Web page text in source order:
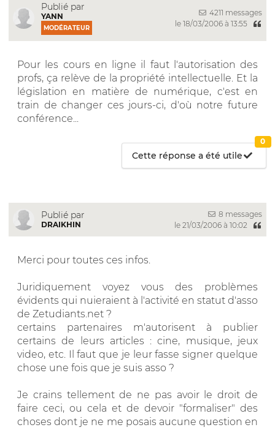
Publié par
YANN
MODÉRATEUR
4211 messages
le 18/03/2006 à 13:55
Pour les cours en ligne il faut l'autorisation des
profs, ça relève de la propriété intellectuelle. Et la
législation en matière de numérique, c'est en
train de changer ces jours-ci, d'où notre future
conférence...
Cette réponse a été utile
0
Publié par
DRAIKHIN
8 messages
le 21/03/2006 à 10:02
Merci pour toutes ces infos.
Juridiquement voyez vous des problèmes
évidents qui nuieraient à l'activité en statut d'asso
de Zetudiants.net ?
certains partenaires m'autorisent à publier
certains de leurs articles : cine, musique, jeux
video, etc. Il faut que je leur fasse signer quelque
chose une fois que je suis asso ?
Je crains tellement de ne pas avoir le droit de
faire ceci, ou cela et de devoir "formaliser" des
choses dont je ne me posais aucune question en